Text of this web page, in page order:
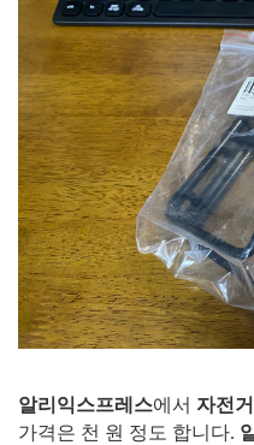
알리익스프레스에서 자전
가격은 천 원 정도 합니다.